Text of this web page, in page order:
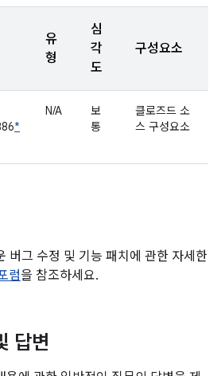
유
형
심
각
도
구성요소
*
N/A
보
통
클로즈드 소
스 구성요소
버그 수정 및 기능 패치에 관한 자세한
럼을 참조하세요.
답변